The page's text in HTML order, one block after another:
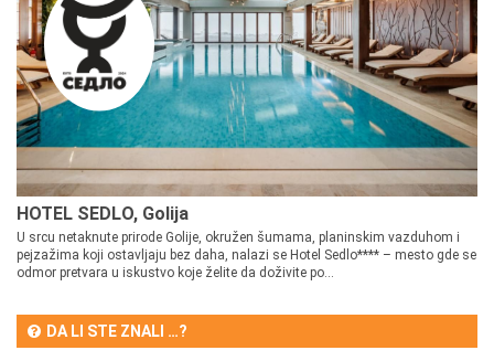
HOTEL SEDLO, Golija
U srcu netaknute prirode Golije, okružen šumama, planinskim vazduhom i
pejzažima koji ostavljaju bez daha, nalazi se Hotel Sedlo**** – mesto gde se
odmor pretvara u iskustvo koje želite da doživite po...
DA LI STE ZNALI …?